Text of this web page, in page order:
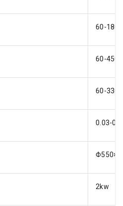
60-180
60-
60-
0.03-
2kw